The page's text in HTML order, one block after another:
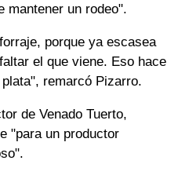
mantener un rodeo".
porque ya escasea
el que viene. Eso hace
remarcó Pizarro.
de Venado Tuerto,
"para un productor